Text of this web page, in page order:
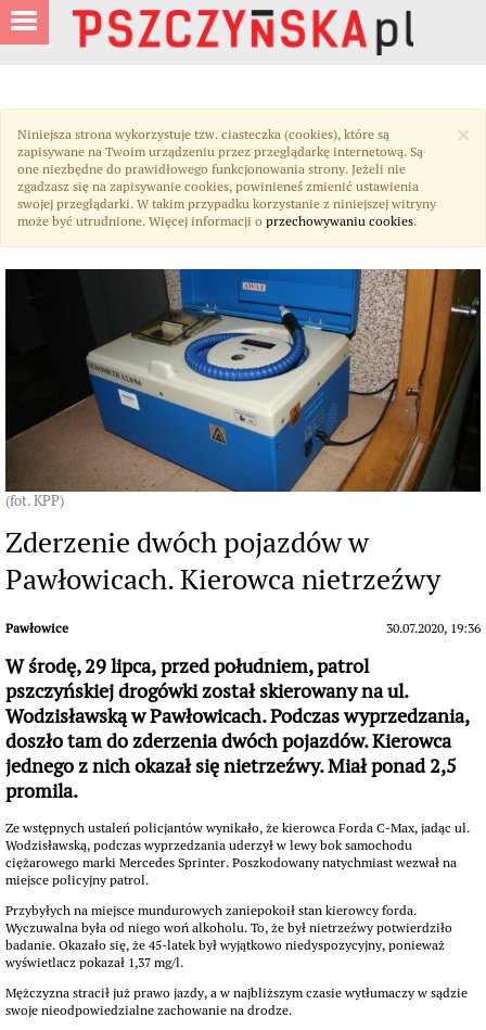
×
Niniejsza strona wykorzystuje tzw. ciasteczka (cookies), które są
zapisywane na Twoim urządzeniu przez przeglądarkę internetową. Są
one niezbędne do prawidłowego funkcjonowania strony. Jeżeli nie
zgadzasz się na zapisywanie cookies, powinieneś zmienić ustawienia
swojej przeglądarki. W takim przypadku korzystanie z niniejszej witryny
może być utrudnione. Więcej informacji o przechowywaniu cookies.
(fot. KPP)
Zderzenie dwóch pojazdów w
Pawłowicach. Kierowca nietrzeźwy
Pawłowice 30.07.2020, 19:36
W środę, 29 lipca, przed południem, patrol
pszczyńskiej drogówki został skierowany na ul.
Wodzisławską w Pawłowicach. Podczas wyprzedzania,
doszło tam do zderzenia dwóch pojazdów. Kierowca
jednego z nich okazał się nietrzeźwy. Miał ponad 2,5
promila.
Ze wstępnych ustaleń policjantów wynikało, że kierowca Forda C-Max, jadąc ul.
Wodzisławską, podczas wyprzedzania uderzył w lewy bok samochodu
ciężarowego marki Mercedes Sprinter. Poszkodowany natychmiast wezwał na
miejsce policyjny patrol.
Przybyłych na miejsce mundurowych zaniepokoił stan kierowcy forda.
Wyczuwalna była od niego woń alkoholu. To, że był nietrzeźwy potwierdziło
badanie. Okazało się, że 45-latek był wyjątkowo niedyspozycyjny, ponieważ
wyświetlacz pokazał 1,37 mg/l.
Mężczyzna stracił już prawo jazdy, a w najbliższym czasie wytłumaczy w sądzie
swoje nieodpowiedzialne zachowanie na drodze.